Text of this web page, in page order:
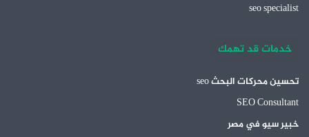
seo specialist
خدمات قد تهمك
تحسين محركات البحث seo
SEO Consultant
خبير سيو في مصر